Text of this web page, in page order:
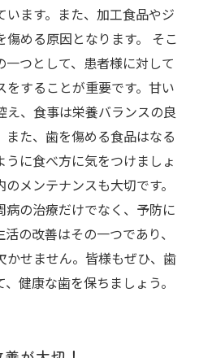
います。また、加工食品やジ
める原因となります。 そこ
つとして、患者様に対して
することが重要です。甘い
え、食事は栄養バランスの良
また、歯を傷める食品はなる
に食べ方に気をつけましょ
メンテナンスも大切です。
の治療だけでなく、予防に
の改善はその一つであり、
かせません。皆様もぜひ、歯
健康な歯を保ちましょう。